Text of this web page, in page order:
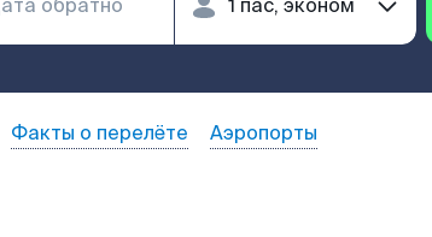
Факты о перелёте Аэропорты